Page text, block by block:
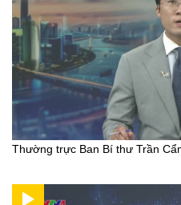
Thường trực Ban Bí thư Trần